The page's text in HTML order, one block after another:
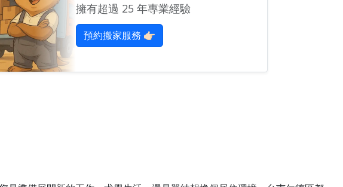
擁有超過 25 年專業經驗
預約搬家服務 👉🏻